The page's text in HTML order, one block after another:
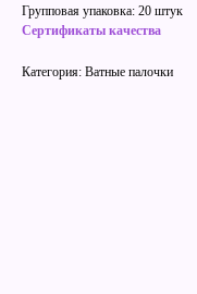
Групповая упаковка: 20 штук
Сертификаты качества
Категория: Ватные палочки